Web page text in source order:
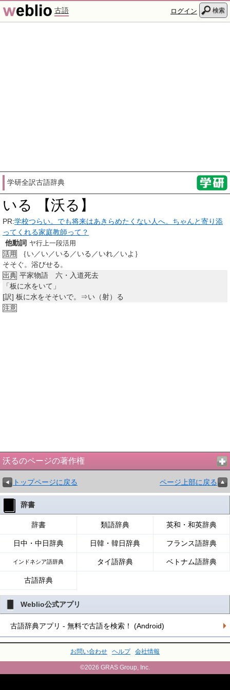
古語 ログイン 検索
学研全訳古語辞典
いる 【沃る】
PR:学校つらい。でも将来はあきらめたくない人へ。ちゃんと寄り添
ってくれる家庭教師って？
他動詞 ヤ行上一段活用
活用
｛い／い／いる／いる／いれ／いよ｝
そそぐ。浴びせる。
出典 平家物語 六・入道死去
「板に水をいて」
[訳] 板に水をそそいで。⇒い（射）る
注意
沃るのページの著作権
トップページに戻る ページ上部に戻る
辞書
辞書 類語辞典 英和・和英辞典
日中・中日辞典 日韓・韓日辞典 フランス語辞典
インドネシア語辞典 タイ語辞典 ベトナム語辞典
古語辞典
Weblio公式アプリ
古語辞典アプリ - 無料で古語を検索！ (Android)
お問い合わせ ヘルプ 会社情報
©2026 GRAS Group, Inc.